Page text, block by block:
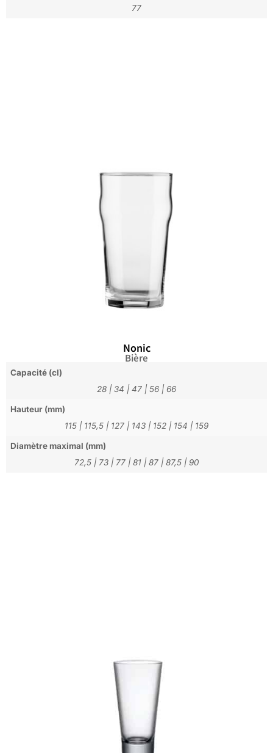
77
Nonic
Bière
Capacité (cl)
28 | 34 | 47 | 56 | 66
Hauteur (mm)
115 | 115,5 | 127 | 143 | 152 | 154 | 159
Diamètre maximal (mm)
72,5| 73| 77| 81| 87| 87,5| 90